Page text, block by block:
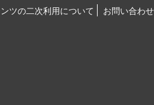
ツの二次利用について お問い合わせ